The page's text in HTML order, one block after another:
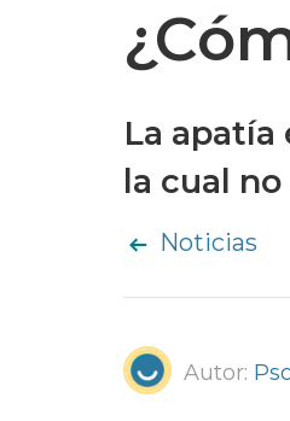
La
la cual
Noticias
Autor: